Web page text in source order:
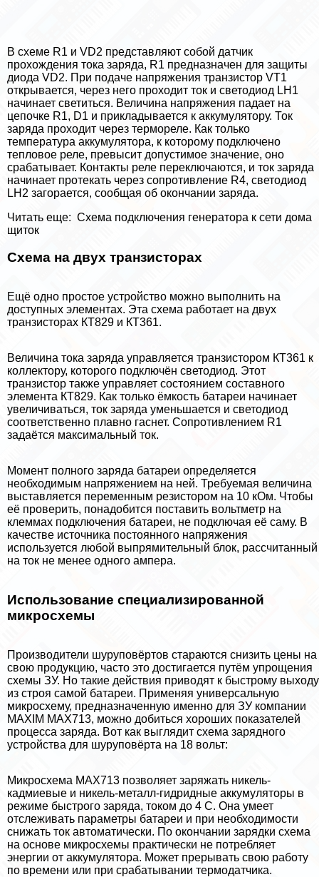
В схеме R1 и VD2 представляют собой датчик
прохождения тока заряда, R1 предназначен для защиты
диода VD2. При подаче напряжения транзистор VT1
открывается, через него проходит ток и светодиод LH1
начинает светиться. Величина напряжения падает на
цепочке R1, D1 и прикладывается к аккумулятору. Ток
заряда проходит через термореле. Как только
температура аккумулятора, к которому подключено
тепловое реле, превысит допустимое значение, оно
сpaбатывает. Контакты реле переключаются, и ток заряда
начинает протекать через сопротивление R4, светодиод
LH2 загорается, сообщая об окончании заряда.
Читать еще: Схема подключения генератора к сети дома
щиток
Схема на двух транзисторах
Ещё одно простое устройство можно выполнить на
доступных элементах. Эта схема работает на двух
транзисторах КТ829 и КТ361.
Величина тока заряда управляется транзистором КТ361 к
коллектору, которого подключён светодиод. Этот
транзистор также управляет состоянием составного
элемента КТ829. Как только ёмкость батареи начинает
увеличиваться, ток заряда уменьшается и светодиод
соответственно плавно гаснет. Сопротивлением R1
задаётся максимальный ток.
Момент полного заряда батареи определяется
необходимым напряжением на ней. Требуемая величина
выставляется переменным резистором на 10 кОм. Чтобы
её проверить, понадобится поставить вольтметр на
клеммах подключения батареи, не подключая её саму. В
качестве источника постоянного напряжения
используется любой выпрямительный блок, рассчитанный
на ток не менее одного ампера.
Использование специализированной
микросхемы
Производители шуруповёртов стараются снизить цены на
свою продукцию, часто это достигается путём упрощения
схемы ЗУ. Но такие действия приводят к быстрому выходу
из строя самой батареи. Применяя универсальную
микросхему, предназначенную именно для ЗУ компании
MAXIM MAX713, можно добиться хороших показателей
процесса заряда. Вот как выглядит схема зарядного
устройства для шуруповёрта на 18 вольт:
Микросхема MAX713 позволяет заряжать никель-
кадмиевые и никель-металл-гидридные аккумуляторы в
режиме быстрого заряда, током до 4 C. Она умеет
отслеживать параметры батареи и при необходимости
снижать ток автоматически. По окончании зарядки схема
на основе микросхемы пpaктически не потрeбляет
энергии от аккумулятора. Может прерывать свою работу
по времени или при сpaбатывании термодатчика.